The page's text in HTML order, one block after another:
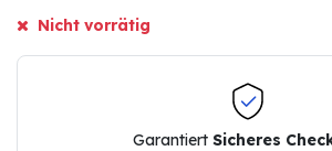
Nicht vorrätig
Garantiert Sicheres